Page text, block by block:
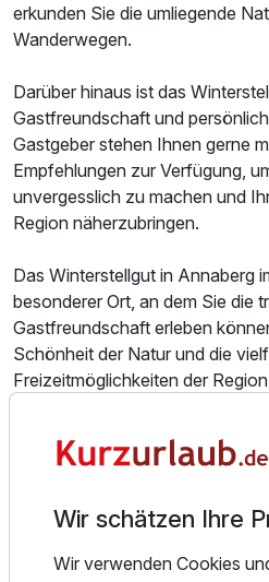
erkunden Sie die umliegende
Wanderwegen.
Darüber hinaus ist das
Gastfreundschaft und
Gastgeber stehen Ihnen gerne
Empfehlungen zur Verfügung,
unvergesslich zu machen und
Region näherzubringen.
Das Winterstellgut in Annaberg
besonderer Ort, an dem Sie die
Gastfreundschaft erleben
Schönheit der Natur und die
Freizeitmöglichkeiten der
für einen unvergesslichen
Wir schätzen Ihre
Wir verwenden Cookies